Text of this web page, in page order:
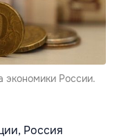
экономики России.
Россия